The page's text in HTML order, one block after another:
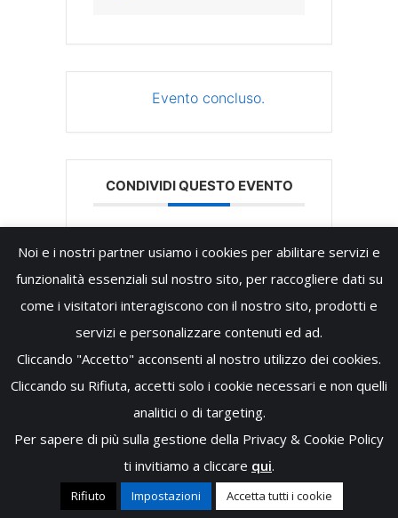
Evento concluso.
CONDIVIDI QUESTO EVENTO
Copyright © 2026 - Club Alpino Italiano Sezione della Conca
d'Oro Palermo - P.Iva: 05118300820 - Tutti i diritti riservati -
Privacy & Cookies Policy
Noi e i nostri partner usiamo i cookies per abilitare servizi e
funzionalità essenziali sul nostro sito, per raccogliere dati su
come i visitatori interagiscono con il nostro sito, prodotti e
servizi e personalizzare contenuti ed ad.
Cliccando "Accetto" acconsenti al nostro utilizzo dei cookies.
Cliccando su Rifiuta, accetti solo i cookie necessari e non quelli
analitici o di targeting.
Per sapere di più sulla gestione della Privacy & Cookie Policy
ti invitiamo a cliccare qui.
Rifiuto Impostazioni Accetta tutti i cookie